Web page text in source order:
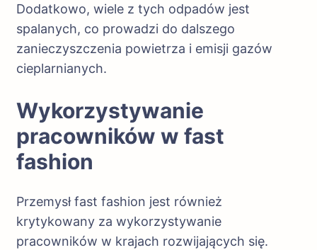
Dodatkowo, wiele z tych odpadów jest
spalanych, co prowadzi do dalszego
zanieczyszczenia powietrza i emisji gazów
cieplarnianych.
Wykorzystywanie
pracowników w fast
fashion
Przemysł fast fashion jest również
krytykowany za wykorzystywanie
pracowników w krajach rozwijających się.